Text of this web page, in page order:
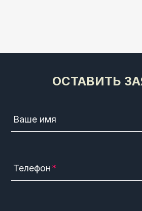
ОСТАВИТЬ
Ваше имя
Телефон